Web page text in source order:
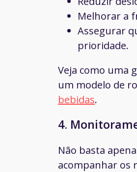
Melhorar a
Assegurar
prioridade.
Veja como uma
um modelo de
bebidas.
4.
Não basta
acompanhar os